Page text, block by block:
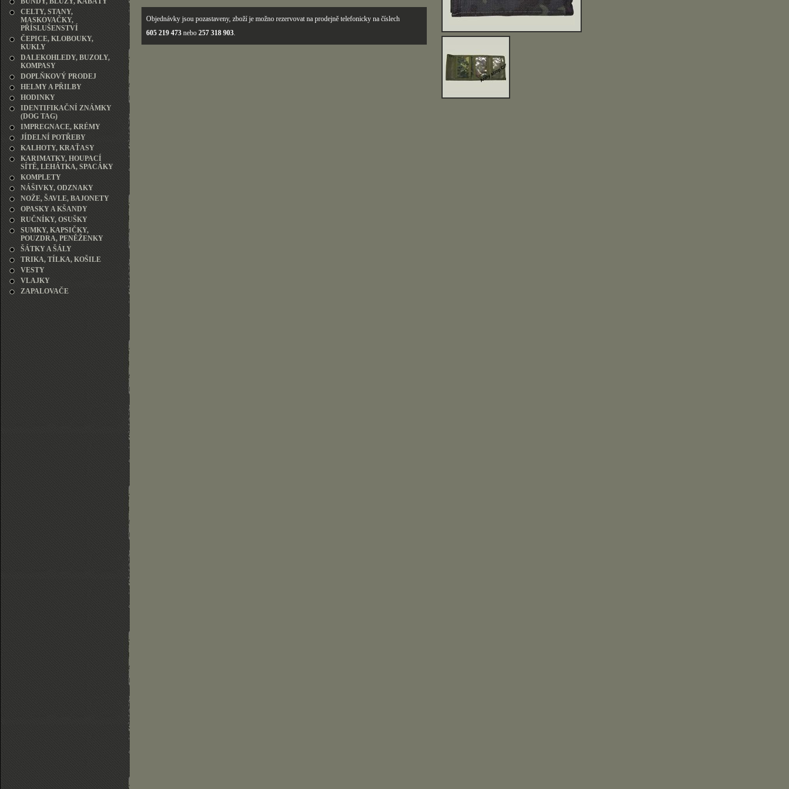
CELTY, STANY,
MASKOVAČKY,
PŘÍSLUŠENSTVÍ
ČEPICE, KLOBOUKY,
KUKLY
DALEKOHLEDY, BUZOLY,
KOMPASY
DOPLŇKOVÝ PRODEJ
HELMY A PŘILBY
HODINKY
IDENTIFIKAČNÍ ZNÁMKY
(DOG TAG)
IMPREGNACE, KRÉMY
JÍDELNÍ POTŘEBY
KALHOTY, KRAŤASY
KARIMATKY, HOUPACÍ
SÍTĚ, LEHÁTKA, SPACÁKY
KOMPLETY
NÁŠIVKY, ODZNAKY
NOŽE, ŠAVLE, BAJONETY
OPASKY A KŠANDY
RUČNÍKY, OSUŠKY
SUMKY, KAPSIČKY,
POUZDRA, PENĚŽENKY
ŠÁTKY A ŠÁLY
TRIKA, TÍLKA, KOŠILE
VESTY
VLAJKY
ZAPALOVAČE
Objednávky jsou pozastaveny, zboží je možno rezervovat na prodejně telefonicky na číslech
605 219 473 nebo 257 318 903.